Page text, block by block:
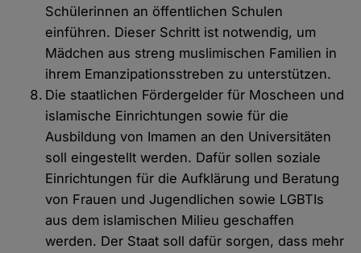
Schülerinnen an öffentlichen Schulen
einführen. Dieser Schritt ist notwendig, um
Mädchen aus streng muslimischen Familien in
ihrem Emanzipationsstreben zu unterstützen.
Die staatlichen Fördergelder für Moscheen und
islamische Einrichtungen sowie für die
Ausbildung von Imamen an den Universitäten
soll eingestellt werden. Dafür sollen soziale
Einrichtungen für die Aufklärung und Beratung
von Frauen und Jugendlichen sowie LGBTIs
aus dem islamischen Milieu geschaffen
werden. Der Staat soll dafür sorgen, dass mehr